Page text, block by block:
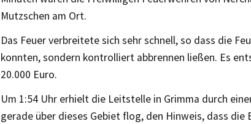
Mutzschen am Ort.
Das Feuer verbreitete sich sehr schnell, so dass die
konnten, sondern kontrolliert abbrennen ließen. Es
20.000 Euro.
Um 1:54 Uhr erhielt die Leitstelle in Grimma durch
gerade über dieses Gebiet flog, den Hinweis, dass die